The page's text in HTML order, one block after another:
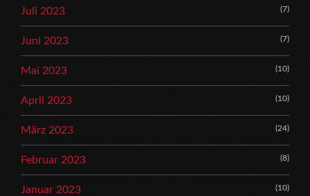
Juli 2023 (7)
Juni 2023 (7)
Mai 2023 (10)
April 2023 (10)
März 2023 (24)
Februar 2023 (8)
Januar 2023 (10)